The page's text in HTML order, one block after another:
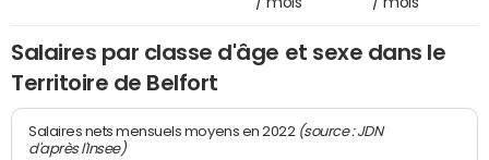
Salaires par classe d'âge et sexe dans le
Territoire de Belfort
Salaires nets mensuels moyens en 2022 (source : JDN
d'après l'Insee)